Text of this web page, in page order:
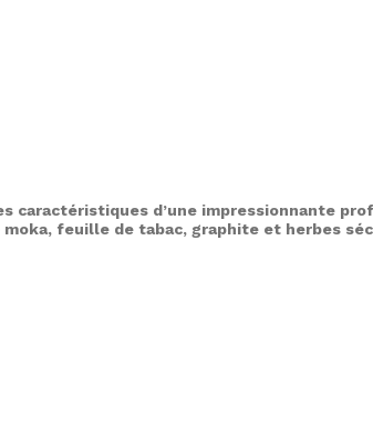
d’une impressionnante
feuille de tabac, graphite et herbes